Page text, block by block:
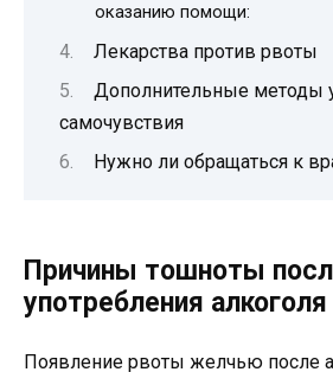
оказанию помощи:
Лекарства против рвоты
Дополнительные методы
самочувствия
Нужно ли обращаться к
Причины тошноты
употребления алкоголя
Появление рвоты желчью после